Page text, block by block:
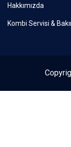
Hakkımızda
Kombi Servisi &